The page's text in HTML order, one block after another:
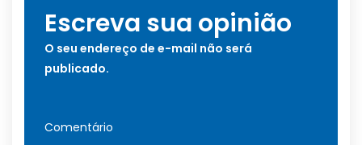
Escreva sua opinião
O seu endereço de e-mail não será
publicado.
Comentário